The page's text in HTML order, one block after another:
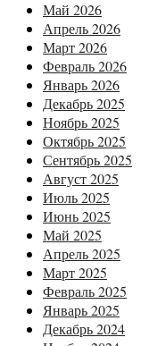
Май 2026
Апрель 2026
Март 2026
Февраль 2026
Январь 2026
Декабрь 2025
Ноябрь 2025
Октябрь 2025
Сентябрь 2025
Август 2025
Июль 2025
Июнь 2025
Май 2025
Апрель 2025
Март 2025
Февраль 2025
Январь 2025
Декабрь 2024